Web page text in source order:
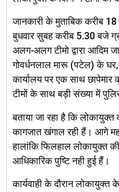
जानकारी के मुताबिक करीब 18
बुधवार सुबह करीब 5.30 बजे
अलग-अलग टीमो द्वारा आदिम
गोवर्धनलाल मारू (पटेल) के घर,
कार्यालय पर एक साथ छापेमार
टीमों के साथ बड़ी संख्या में
बताया जा रहा है कि
कागजात खंगाल रही हैं। आगे
हालांकि फिलहाल लोकायुक्त
आधिकारिक पुष्टि नही हुई हैं।
कार्यवाही के दौरान लोकायुक्त